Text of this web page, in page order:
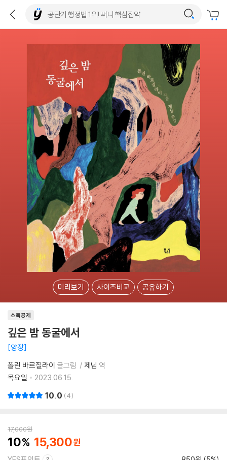
미리보기 사이즈비교 공유하기
소득공제
깊은 밤 동굴에서
양장
폴린 바르질라이 글그림 제님 역
목요일
2023.06.15.
10.0 4
17,000원
10 15,300